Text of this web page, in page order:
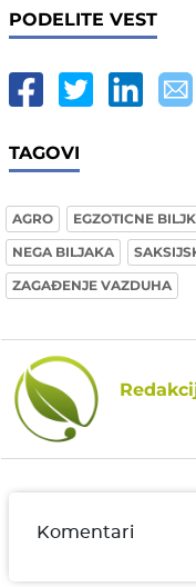
PODELITE VEST
TAGOVI
AGRO EGZOTICNE
NEGA BILJAKA
ZAGAĐENJE VAZDUHA
Komentari